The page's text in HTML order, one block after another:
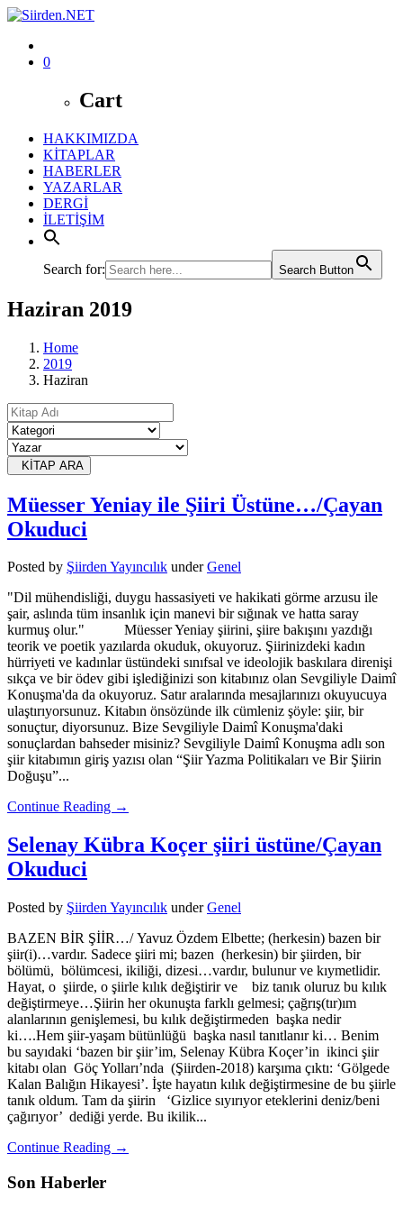
0
Cart
HAKKIMIZDA
KİTAPLAR
HABERLER
YAZARLAR
DERGİ
İLETİŞİM
Search for: Search Button
Haziran 2019
Home
2019
Haziran
KİTAP ARA
Müesser Yeniay ile Şiiri Üstüne…/Çayan
Okuduci
Posted by Şiirden Yayıncılık underGenel
"Dil mühendisliği, duygu hassasiyeti ve hakikati görme arzusu ile
şair, aslında tüm insanlık için manevi bir sığınak ve hatta saray
kurmuş olur." Müesser Yeniay şiirini, şiire bakışını yazdığı
teorik ve poetik yazılarda okuduk, okuyoruz. Şiirinizdeki kadın
hürriyeti ve kadınlar üstündeki sınıfsal ve ideolojik baskılara direnişi
sıkça ve bir ödev gibi işlediğinizi son kitabınız olan Sevgiliyle Daimî
Konuşma'da da okuyoruz. Satır aralarında mesajlarınızı okuyucuya
ulaştırıyorsunuz. Kitabın önsözünde ilk cümleniz şöyle: şiir, bir
sonuçtur, diyorsunuz. Bize Sevgiliyle Daimî Konuşma'daki
sonuçlardan bahseder misiniz? Sevgiliyle Daimî Konuşma adlı son
şiir kitabımın giriş yazısı olan “Şiir Yazma Politikaları ve Bir Şiirin
Doğuşu”...
Continue Reading →
Selenay Kübra Koçer şiiri üstüne/Çayan
Okuduci
Posted by Şiirden Yayıncılık underGenel
BAZEN BİR ŞİİR…/ Yavuz Özdem Elbette; (herkesin) bazen bir
şiir(i)…vardır. Sadece şiiri mi; bazen (herkesin) bir şiirden, bir
bölümü, bölümcesi, ikiliği, dizesi…vardır, bulunur ve kıymetlidir.
Hayat, o şiirde, o şiirle kılık değiştirir ve biz tanık oluruz bu kılık
değiştirmeye…Şiirin her okunuşta farklı gelmesi; çağrış(tır)ım
alanlarının genişlemesi, bu kılık değiştirmeden başka nedir
ki….Hem şiir-yaşam bütünlüğü başka nasıl tanıtlanır ki… Benim
bu sayıdaki ‘bazen bir şiir’im, Selenay Kübra Koçer’in ikinci şiir
kitabı olan Göç Yolları’nda (Şiirden-2018) karşıma çıktı: ‘Gölgede
Kalan Balığın Hikayesi’. İşte hayatın kılık değiştirmesine de bu şiirle
tanık oldum. Tam da şiirin ‘Gizlice sıyırıyor eteklerini deniz/beni
çağırıyor’ dediği yerde. Bu ikilik...
Continue Reading →
Son Haberler